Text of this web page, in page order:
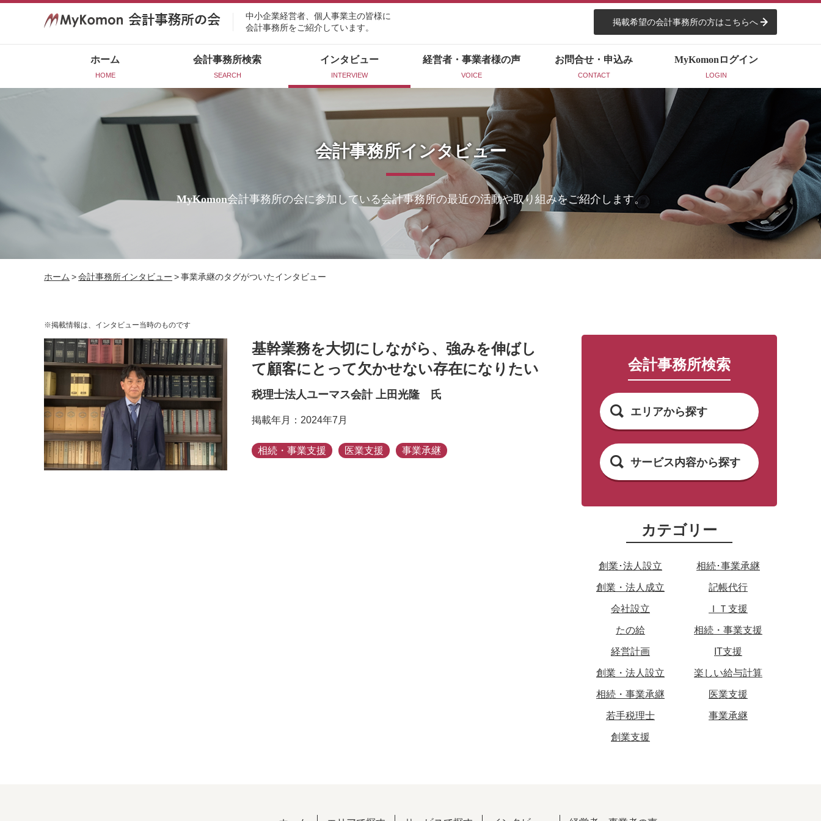
中小企業経営者、個人事業主の皆様に
会計事務所をご紹介しています。
掲載希望の会計事務所の方はこちらへ
ホーム
HOME
会計事務所検索
SEARCH
インタビュー
INTERVIEW
経営者・事業者様の声
VOICE
お問合せ・申込み
CONTACT
MyKomon ログイン
LOGIN
会計事務所インタビュー
MyKomon会計事務所の会に参加している会計事務所の最近の活動や取り組みをご紹介します。
ホーム >会計事務所インタビュー >事業承継のタグがついたインタビュー
※掲載情報は、インタビュー当時のものです
基幹業務を大切にしながら、強みを伸ばし
て顧客にとって欠かせない存在になりたい
税理士法人ユーマス会計 上田光隆 氏
掲載年月：2024年7月
相続・事業支援 医業支援 事業承継
会計事務所検索
エリアから探す
サービス内容から探す
カテゴリー
創業･法人設立 相続･事業承継
創業・法人成立 記帳代行
会社設立 ＩＴ支援
たの給 相続・事業支援
経営計画 IT支援
創業・法人設立 楽しい給与計算
相続・事業承継 医業支援
若手税理士 事業承継
創業支援